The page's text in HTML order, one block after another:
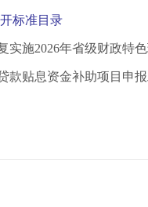
标准目录
实施2026年省级财政特
款贴息资金补助项目申